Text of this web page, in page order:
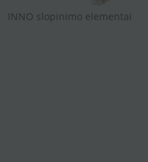
INNO slopinimo elementai